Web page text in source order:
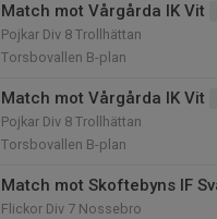
Match mot Vårgårda IK Vit
Pojkar Div 8 Trollhättan
Torsbovallen B-plan
Match mot Vårgårda IK Vit
Pojkar Div 8 Trollhättan
Torsbovallen B-plan
Match mot Skoftebyns IF
Flickor Div 7 Nossebro